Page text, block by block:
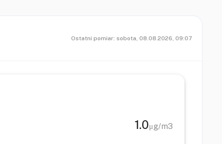
Ostatni pomiar: sobota, 08.08.2026, 09:07
1.0μg/m3